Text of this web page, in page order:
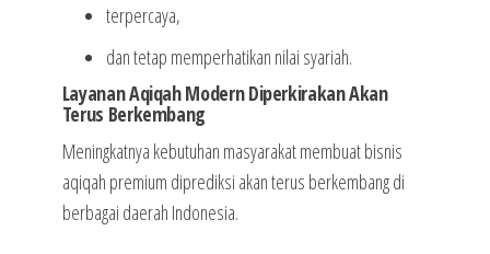
terpercaya,
dan tetap memperhatikan nilai syariah.
Layanan Aqiqah Modern Diperkirakan Akan
Terus Berkembang
Meningkatnya kebutuhan masyarakat membuat bisnis
aqiqah premium diprediksi akan terus berkembang di
berbagai daerah Indonesia.